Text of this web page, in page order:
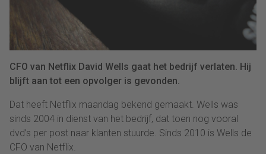
CFO van Netflix David Wells gaat het bedrijf verlaten. Hij
blijft aan tot een opvolger is gevonden.
Dat heeft Netflix maandag bekend gemaakt. Wells was
sinds 2004 in dienst van het bedrijf, dat toen nog vooral
dvd’s per post naar klanten stuurde. Sinds 2010 is Wells de
CFO van Netflix.